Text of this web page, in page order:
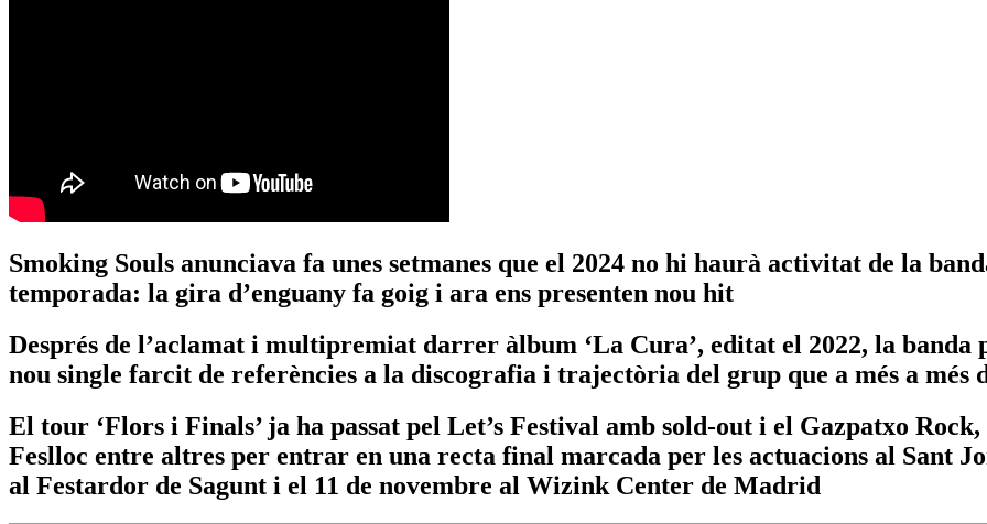
Smoking Souls anunciava fa unes setmanes que el 2024 no hi haurà activitat de la
temporada: la gira d’enguany fa goig i ara ens presenten nou hit
Després de l’aclamat i multipremiat darrer àlbum ‘La Cura’, editat el 2022, la
nou single farcit de referències a la discografia i trajectòria del grup que a més a més
El tour ‘Flors i Finals’ ja ha passat pel Let’s Festival amb sold-out i el Gazpatxo
Feslloc entre altres per entrar en una recta final marcada per les actuacions al Sant
al Festardor de Sagunt i el 11 de novembre al Wizink Center de Madrid